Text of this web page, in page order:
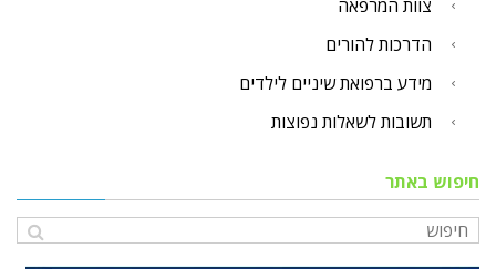
צוות המרפאה
הדרכות להורים
מידע ברפואת שיניים לילדים
תשובות לשאלות נפוצות
חיפוש באתר